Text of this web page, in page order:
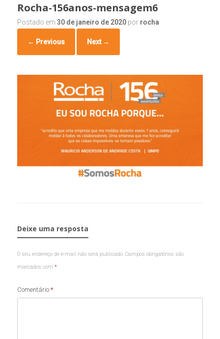
Rocha-156anos-mensagem6
Postado em 30 de janeiro de 2020 por rocha
← Previous Next →
Deixe uma resposta
O seu endereço de e-mail não será publicado. Campos obrigatórios são
marcados com *
Comentário *